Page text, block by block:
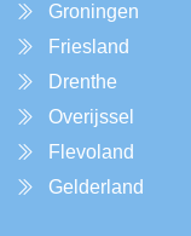
Groningen
Friesland
Drenthe
Overijssel
Flevoland
Gelderland